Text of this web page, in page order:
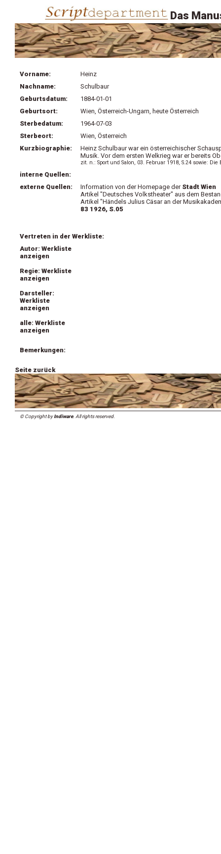
Das
Vorname:
Heinz
Nachname:
Schulbaur
Geburtsdatum:
1884-01-01
Geburtsort:
Wien, Österreich-Ungarn, heute Österreich
Sterbedatum:
1964-07-03
Sterbeort:
Wien, Österreich
Kurzbiographie:
Heinz Schulbaur war ein österreichischer
Musik. Vor dem ersten Welkrieg war er bereits
zit. n.: Sport und Salon, 03. Februar 1918, S.24 sowie:
interne Quellen:
externe Quellen:
Information von der Homepage der Stadt Wien
Artikel "Deutsches Volkstheater" aus dem
Artikel "Händels Julius Cäsar an der
83 1926, S.05
Vertreten in der Werkliste:
Autor: Werkliste
anzeigen
Regie: Werkliste
anzeigen
Darsteller:
Werkliste
anzeigen
alle: Werkliste
anzeigen
Bemerkungen:
Seite zurück
© Copyright byIndiware. All rights reserved.